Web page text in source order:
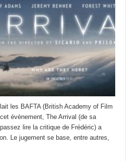
les BAFTA (British Academy of Film
évènement, The Arrival (de sa
lire la critique de Frédéric) a
Le jugement se base, entre autres,